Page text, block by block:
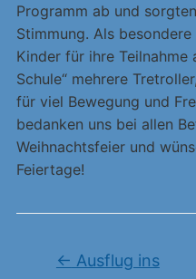
Programm ab und
Stimmung. Als
Kinder für ihre Teilnahme
Schule“ mehrere
für viel Bewegung und
bedanken uns bei allen
Weihnachtsfeier und
Feiertage!
← Ausflug ins